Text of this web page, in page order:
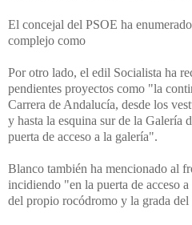
El concejal del PSOE ha
complejo como
Por otro lado, el edil Socialista ha
pendientes proyectos como "la
Carrera de Andalucía, desde los
y hasta la esquina sur de la Galería
puerta de acceso a la galería".
Blanco también ha mencionado al
incidiendo "en la puerta de acceso
del propio rocódromo y la grada